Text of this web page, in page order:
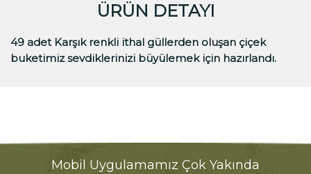
ÜRÜN DETAYI
49 adet Karşık renkli ithal güllerden oluşan çiçek
buketimiz sevdiklerinizi büyülemek için hazırlandı.
Mobil Uygulamamız Çok Yakında